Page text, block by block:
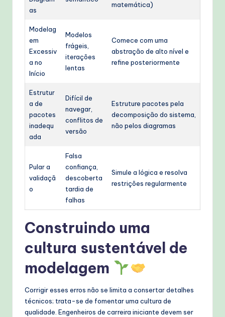
as
matemática)
Modelag
em
Excessiv
a no
Início
Modelos
frágeis,
iterações
lentas
Comece com uma
abstração de alto nível e
refine posteriormente
Estrutur
a de
pacotes
inadequ
ada
Difícil de
navegar,
conflitos de
versão
Estruture pacotes pela
decomposição do sistema,
não pelos diagramas
Pular a
validaçã
o
Falsa
confiança,
descoberta
tardia de
falhas
Simule a lógica e resolva
restrições regularmente
Construindo uma
cultura sustentável de
modelagem
Corrigir esses erros não se limita a consertar detalhes
técnicos; trata-se de fomentar uma cultura de
qualidade. Engenheiros de carreira iniciante devem ser